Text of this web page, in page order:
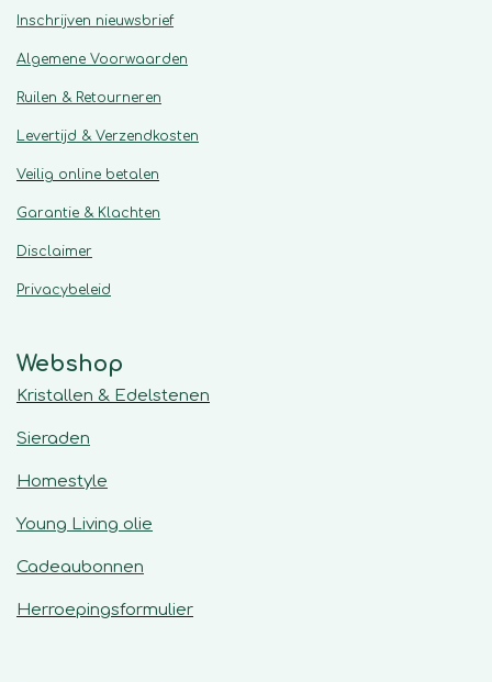
Inschrijven nieuwsbrief
Algemene Voorwaarden
Ruilen & Retourneren
Levertijd & Verzendkosten
Veilig online betalen
Garantie & Klachten
Disclaimer
Privacybeleid
Webshop
Kristallen & Edelstenen
Sieraden
Homestyle
Young Living olie
Cadeaubonnen
Herroepingsformulier